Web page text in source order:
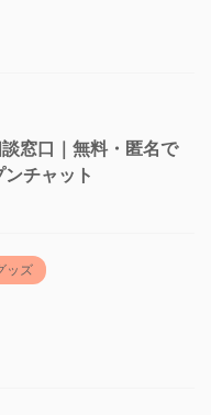
窓口｜無料・匿名で
チャット
ッズ